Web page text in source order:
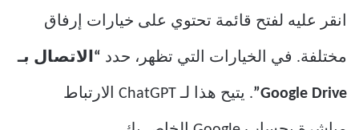
انقر عليه لفتح قائمة تحتوي على خيارات إرفاق
مختلفة. في الخيارات التي تظهر، حدد “الاتصال بـ
Google Drive” . يتيح هذا لـ ChatGPT الارتباط